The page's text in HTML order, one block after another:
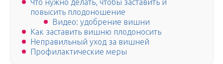
Что нужно делать, чтобы заставить и
повысить плодоношение
Видео: удобрение вишни
Как заставить вишню плодоносить
Неправильный уход за вишней
Профилактические меры